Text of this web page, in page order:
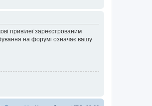
привілеї зареєстрованим
на форумі означає вашу